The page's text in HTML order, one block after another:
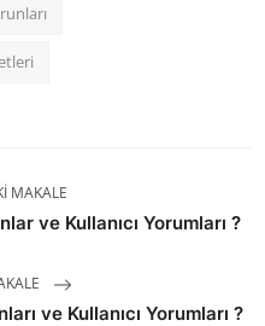
MAKALE
ve Kullanıcı Yorumları ?
ve Kullanıcı Yorumları ?